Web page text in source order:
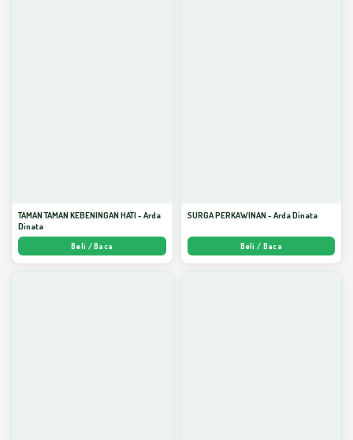
TAMAN TAMAN KEBENINGAN HATI - Arda
Dinata
Beli / Baca
SURGA PERKAWINAN - Arda Dinata
Beli / Baca